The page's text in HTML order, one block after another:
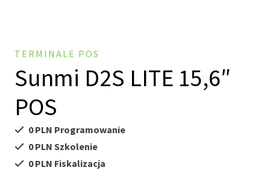
TERMINALE POS
Sunmi D2S LITE 15,6″
POS
0 PLN Programowanie
0 PLN Szkolenie
0 PLN Fiskalizacja